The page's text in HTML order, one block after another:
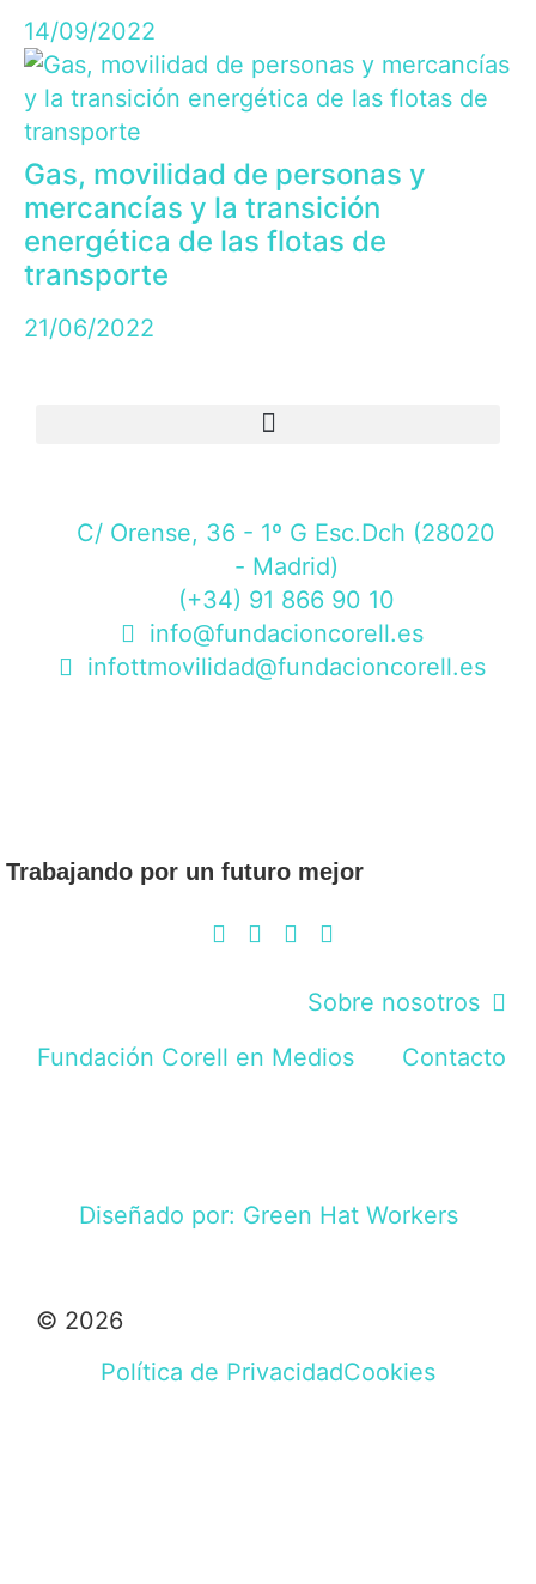
14/09/2022
Gas, movilidad de personas y
mercancías y la transición
energética de las flotas de
transporte
21/06/2022
C/ Orense, 36 - 1º G Esc.Dch (28020
- Madrid)
(+34) 91 866 90 10
info@fundacioncorell.es
infottmovilidad@fundacioncorell.es
Trabajando por un futuro mejor
Sobre nosotros
Fundación Corell en Medios
Contacto
© 2026
Política de PrivacidadCookies
Diseñado por: Green Hat Workers